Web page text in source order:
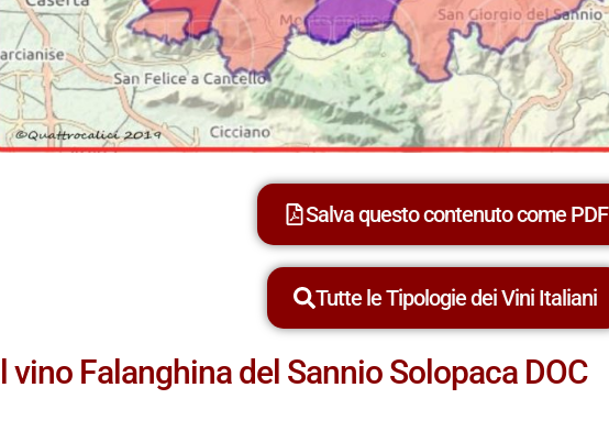
Salva questo contenuto come PDF
Tutte le Tipologie dei Vini Italiani
vino Falanghina del Sannio Solopaca DOC